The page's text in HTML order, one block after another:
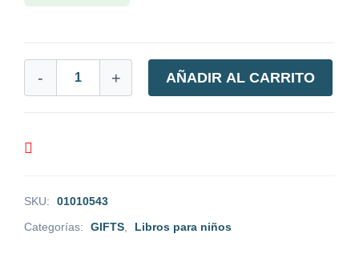
- + AÑADIR AL CARRITO
SKU:
01010543
Categorías:
GIFTS Libros para niños